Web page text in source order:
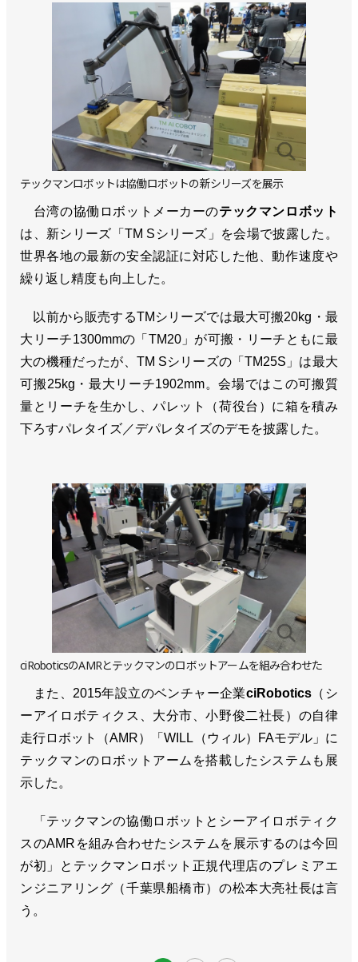
テックマンロボットは協働ロボットの新シリーズを展示
台湾の協働ロボットメーカーのテックマンロボット
は、新シリーズ「TM Sシリーズ」を会場で披露した。
世界各地の最新の安全認証に対応した他、動作速度や
繰り返し精度も向上した。
以前から販売するTMシリーズでは最大可搬20kg・最
大リーチ1300mmの「TM20」が可搬・リーチともに最
大の機種だったが、TM Sシリーズの「TM25S」は最大
可搬25kg・最大リーチ1902mm。会場ではこの可搬質
量とリーチを生かし、パレット（荷役台）に箱を積み
下ろすパレタイズ／デパレタイズのデモを披露した。
ciRoboticsのAMRとテックマンのロボットアームを組み合わせた
また、2015年設立のベンチャー企業ciRobotics（シ
ーアイロボティクス、大分市、小野俊二社長）の自律
走行ロボット（AMR）「WILL（ウィル）FAモデル」に
テックマンのロボットアームを搭載したシステムも展
示した。
「テックマンの協働ロボットとシーアイロボティク
スのAMRを組み合わせたシステムを展示するのは今回
が初」とテックマンロボット正規代理店のプレミアエ
ンジニアリング（千葉県船橋市）の松本大亮社長は言
う。